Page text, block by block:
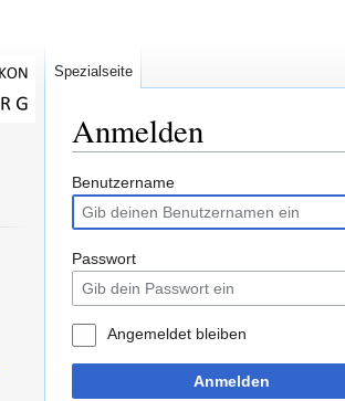
Anmelden
Zur
Navigation
springen
Zur
Suche
springen
Benutzername
Passwort
Angemeldet bleiben
Anmelden
Spezialseite